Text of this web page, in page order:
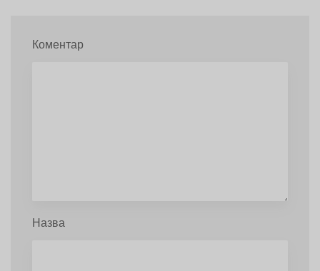
Коментар
Назва